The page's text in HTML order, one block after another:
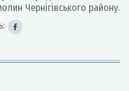
Чернігівського району.